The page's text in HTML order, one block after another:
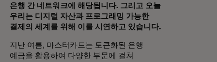
은행 간 네트워크에 해당됩니다. 그리고 오늘
우리는 디지털 자산과 프로그래밍 가능한
결제의 세계를 위해 이를 시연하고 있습니다.
지난 여름, 마스터카드는 토큰화된 은행
예금을 활용하여 다양한 부문에 걸쳐